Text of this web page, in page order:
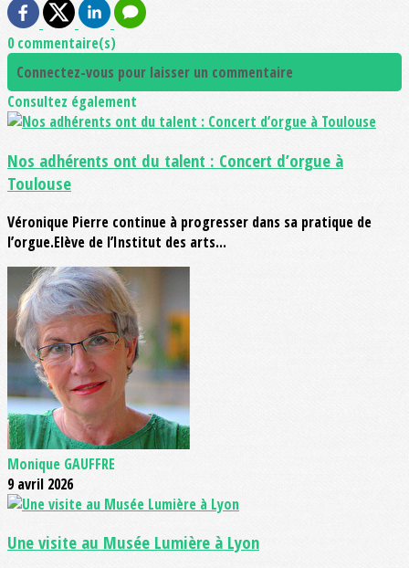
0 commentaire(s)
Connectez-vous pour laisser un commentaire
Consultez également
Nos adhérents ont du talent : Concert d’orgue à
Toulouse
Véronique Pierre continue à progresser dans sa pratique de
l’orgue.Elève de l’Institut des arts...
Monique GAUFFRE
9 avril 2026
Une visite au Musée Lumière à Lyon